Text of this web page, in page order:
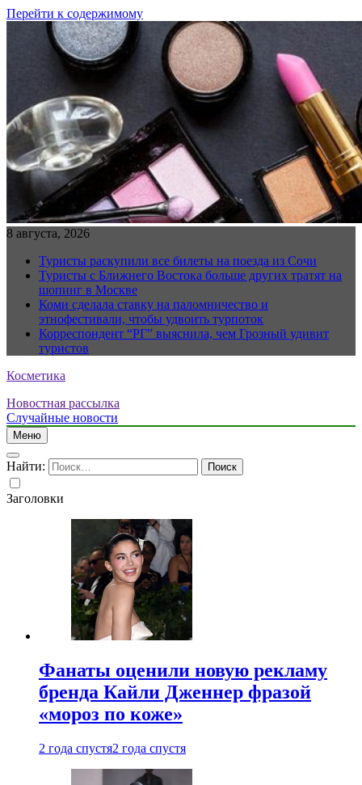
Перейти к содержимому
8 августа, 2026
Туристы раскупили все билеты на поезда из Сочи
Туристы с Ближнего Востока больше других тратят на
шопинг в Москве
Коми сделала ставку на паломничество и
этнофестивали, чтобы удвоить турпоток
Корреспондент “РГ” выяснила, чем Грозный удивит
туристов
Косметика
Новостная рассылка
Случайные новости
Меню
Найти:
Заголовки
Фанаты оценили новую рекламу
бренда Кайли Дженнер фразой
«мороз по коже»
2 года спустя2 года спустя